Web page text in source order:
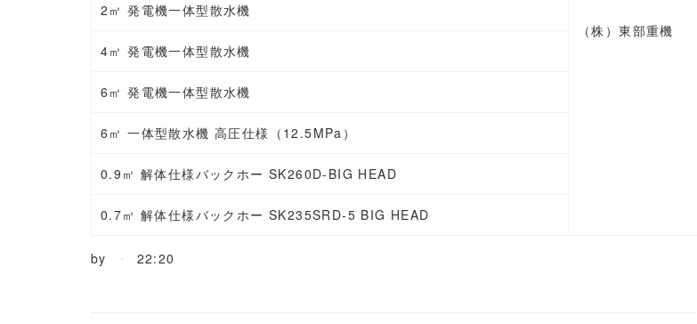
（株）東部重機
2㎥ 発電機一体型散水機
4㎥ 発電機一体型散水機
6㎥ 発電機一体型散水機
6㎥ 一体型散水機 高圧仕様（12.5MPa）
0.9㎥ 解体仕様バックホー SK260D-BIG HEAD
0.7㎥ 解体仕様バックホー SK235SRD-5 BIG HEAD
by 22:20